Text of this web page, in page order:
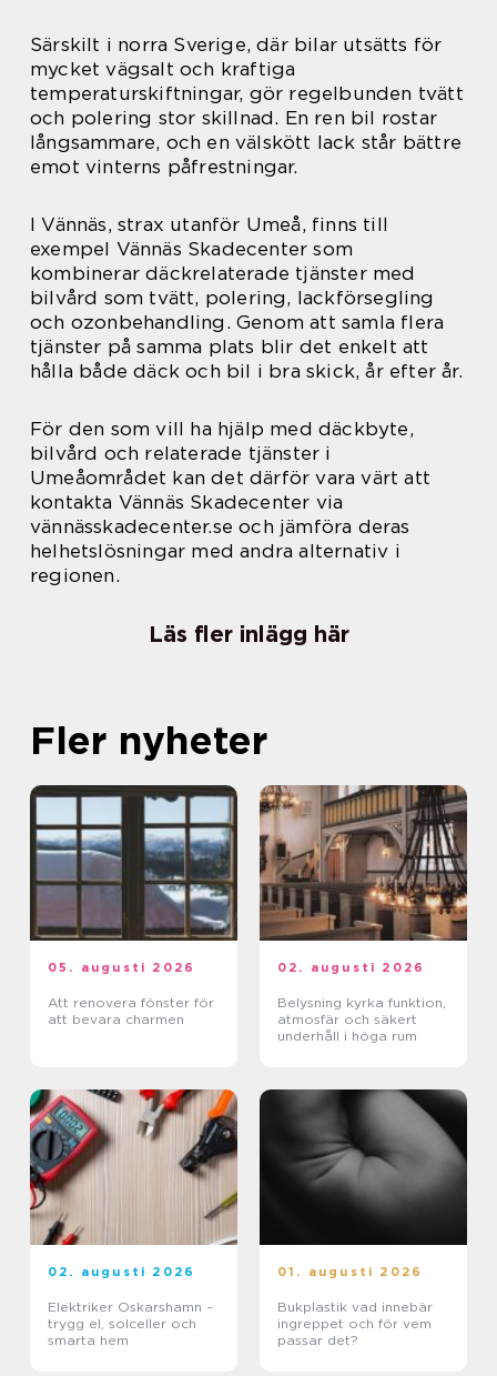
Särskilt i norra Sverige, där bilar utsätts för
mycket vägsalt och kraftiga
temperaturskiftningar, gör regelbunden tvätt
och polering stor skillnad. En ren bil rostar
långsammare, och en välskött lack står bättre
emot vinterns påfrestningar.
I Vännäs, strax utanför Umeå, finns till
exempel Vännäs Skadecenter som
kombinerar däckrelaterade tjänster med
bilvård som tvätt, polering, lackförsegling
och ozonbehandling. Genom att samla flera
tjänster på samma plats blir det enkelt att
hålla både däck och bil i bra skick, år efter år.
För den som vill ha hjälp med däckbyte,
bilvård och relaterade tjänster i
Umeåområdet kan det därför vara värt att
kontakta Vännäs Skadecenter via
vännässkadecenter.se och jämföra deras
helhetslösningar med andra alternativ i
regionen.
Läs fler inlägg här
Fler nyheter
05. augusti 2026
Att renovera fönster för
att bevara charmen
02. augusti 2026
Belysning kyrka funktion,
atmosfär och säkert
underhåll i höga rum
02. augusti 2026
Elektriker Oskarshamn –
trygg el, solceller och
smarta hem
01. augusti 2026
Bukplastik vad innebär
ingreppet och för vem
passar det?